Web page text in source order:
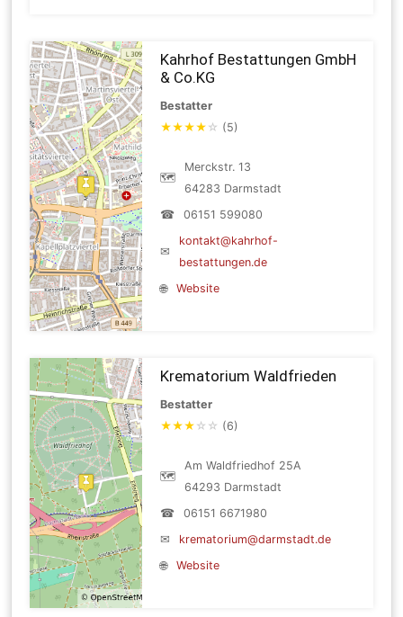
Kahrhof Bestattungen GmbH
& Co.KG
Bestatter
★★★★ ☆ (5)
🗺
Merckstr. 13
64283 Darmstadt
☎
06151 599080
✉
kontakt@kahrhof-
bestattungen.de
🌐
Website
Krematorium Waldfrieden
Bestatter
★★★ ☆ ☆ (6)
🗺
Am Waldfriedhof 25A
64293 Darmstadt
☎
06151 6671980
✉
krematorium@darmstadt.de
🌐
Website